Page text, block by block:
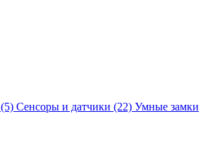
(5) Сенсоры и датчики (22) Умные замки